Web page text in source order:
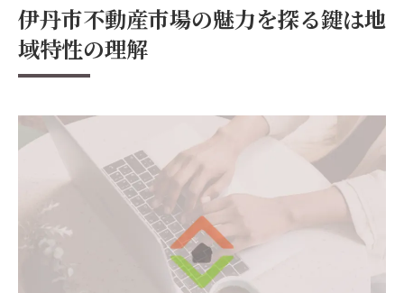
伊丹市の住環境と不動産選びのポイント
地域特性を活かした不動産購入の秘訣
不動産購入を成功に導く伊丹市の市場動向とは
最新の伊丹市不動産市場動向を詳しく解説
市場動向から見る伊丹市の不動産価値
伊丹市不動産市場での価格変動とその背景
購入時に注目すべき伊丹市の市場トレンド
伊丹市の不動産市場動向を踏まえた購入戦
伊丹市不動産市場の魅力を探る鍵は地
域特性の理解